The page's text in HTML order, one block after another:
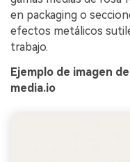
en packaging o
efectos metálicos
trabajo.
Ejemplo de imagen
media.io